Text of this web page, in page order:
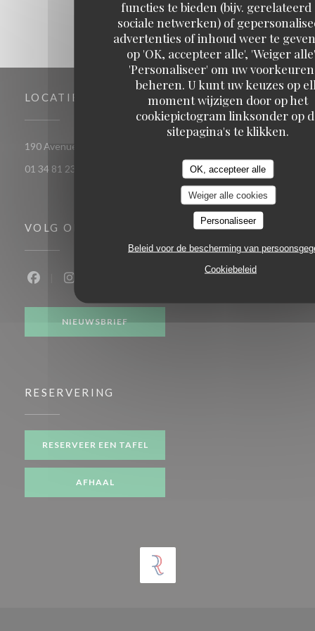
functies te bieden (bijv. gerelateerd
sociale netwerken) of
advertenties of inhoud weer te
op 'OK, accepteer alle', 'Weiger
'Personaliseer' om uw
beheren. U kunt uw keuzes op
moment wijzigen door op het
cookiepictogram linksonder op
sitepagina's te klikken.
OK, accepteer alle
Weiger alle cookies
Personaliseer
Beleid voor de bescherming van
Cookiebeleid
LOCATIE
190 Avenue Du 19 Mars 1962 78 370 PLAISIR
01 34 81 23 09
VOLG ONS
Facebook ((opent in een nieuw venster))
Instagram ((opent in een nieuw venster))
NIEUWSBRIEF
RESERVERING
RESERVEER EEN TAFEL
AFHAAL